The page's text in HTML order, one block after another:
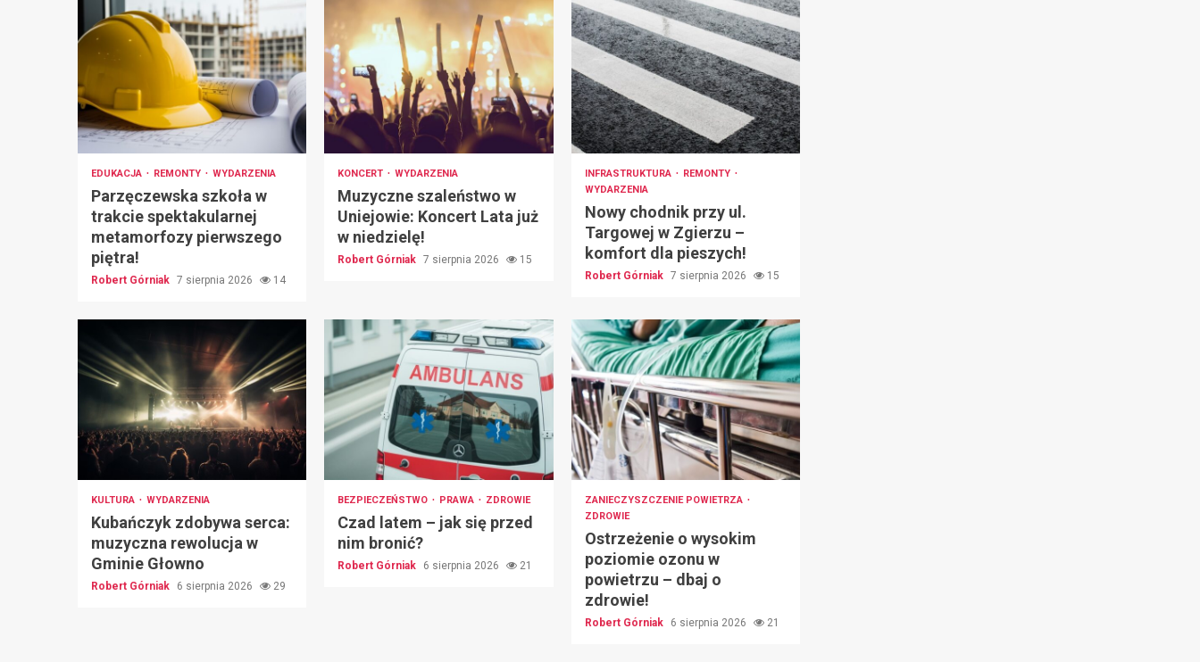
EDUKACJA REMONTY WYDARZENIA
Parzęczewska szkoła w
trakcie spektakularnej
metamorfozy pierwszego
piętra!
Robert Górniak 7 sierpnia 2026 14
KONCERT WYDARZENIA
Muzyczne szaleństwo w
Uniejowie: Koncert Lata już
w niedzielę!
Robert Górniak 7 sierpnia 2026 15
INFRASTRUKTURA
REMONTY
WYDARZENIA
Nowy chodnik przy ul.
Targowej w Zgierzu –
komfort dla pieszych!
Robert Górniak 7 sierpnia 2026 15
KULTURA WYDARZENIA
Kubańczyk zdobywa serca:
muzyczna rewolucja w
Gminie Głowno
Robert Górniak 6 sierpnia 2026 29
BEZPIECZEŃSTWO PRAWA ZDROWIE
Czad latem – jak się przed
nim bronić?
Robert Górniak 6 sierpnia 2026 21
ZANIECZYSZCZENIE POWIETRZA
ZDROWIE
Ostrzeżenie o wysokim
poziomie ozonu w
powietrzu – dbaj o
zdrowie!
Robert Górniak 6 sierpnia 2026 21